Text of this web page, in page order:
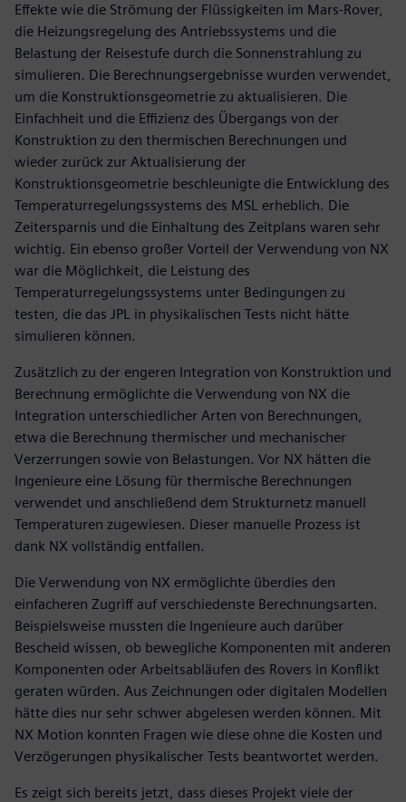
Effekte wie die Strömung der Flüssigkeiten im Mars-Rover,
die Heizungsregelung des Antriebssystems und die
Belastung der Reisestufe durch die Sonnenstrahlung zu
simulieren. Die Berechnungsergebnisse wurden verwendet,
um die Konstruktionsgeometrie zu aktualisieren. Die
Einfachheit und die Effizienz des Übergangs von der
Konstruktion zu den thermischen Berechnungen und
wieder zurück zur Aktualisierung der
Konstruktionsgeometrie beschleunigte die Entwicklung des
Temperaturregelungssystems des MSL erheblich. Die
Zeitersparnis und die Einhaltung des Zeitplans waren sehr
wichtig. Ein ebenso großer Vorteil der Verwendung von NX
war die Möglichkeit, die Leistung des
Temperaturregelungssystems unter Bedingungen zu
testen, die das JPL in physikalischen Tests nicht hätte
simulieren können.
Zusätzlich zu der engeren Integration von Konstruktion und
Berechnung ermöglichte die Verwendung von NX die
Integration unterschiedlicher Arten von Berechnungen,
etwa die Berechnung thermischer und mechanischer
Verzerrungen sowie von Belastungen. Vor NX hätten die
Ingenieure eine Lösung für thermische Berechnungen
verwendet und anschließend dem Strukturnetz manuell
Temperaturen zugewiesen. Dieser manuelle Prozess ist
dank NX vollständig entfallen.
Die Verwendung von NX ermöglichte überdies den
einfacheren Zugriff auf verschiedenste Berechnungsarten.
Beispielsweise mussten die Ingenieure auch darüber
Bescheid wissen, ob bewegliche Komponenten mit anderen
Komponenten oder Arbeitsabläufen des Rovers in Konflikt
geraten würden. Aus Zeichnungen oder digitalen Modellen
hätte dies nur sehr schwer abgelesen werden können. Mit
NX Motion konnten Fragen wie diese ohne die Kosten und
Verzögerungen physikalischer Tests beantwortet werden.
Es zeigt sich bereits jetzt, dass dieses Projekt viele der